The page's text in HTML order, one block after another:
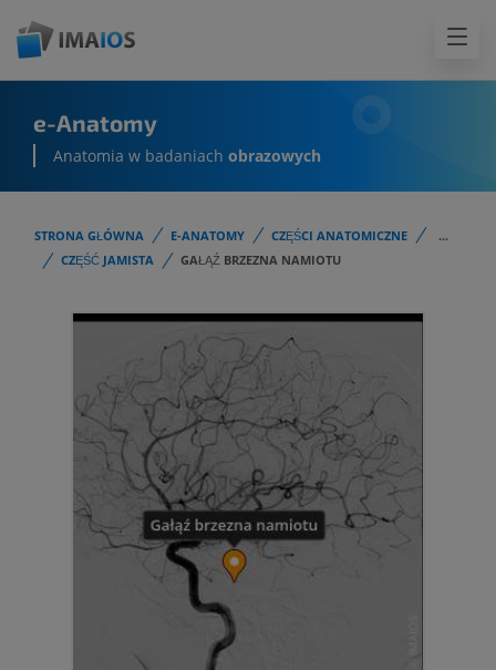
e-Anatomy
Anatomia w badaniach obrazowych
STRONA GŁÓWNA E-ANATOMY CZĘŚCI ANATOMICZNE
...
CZĘŚĆ JAMISTA
GAŁĄŹ BRZEZNA NAMIOTU